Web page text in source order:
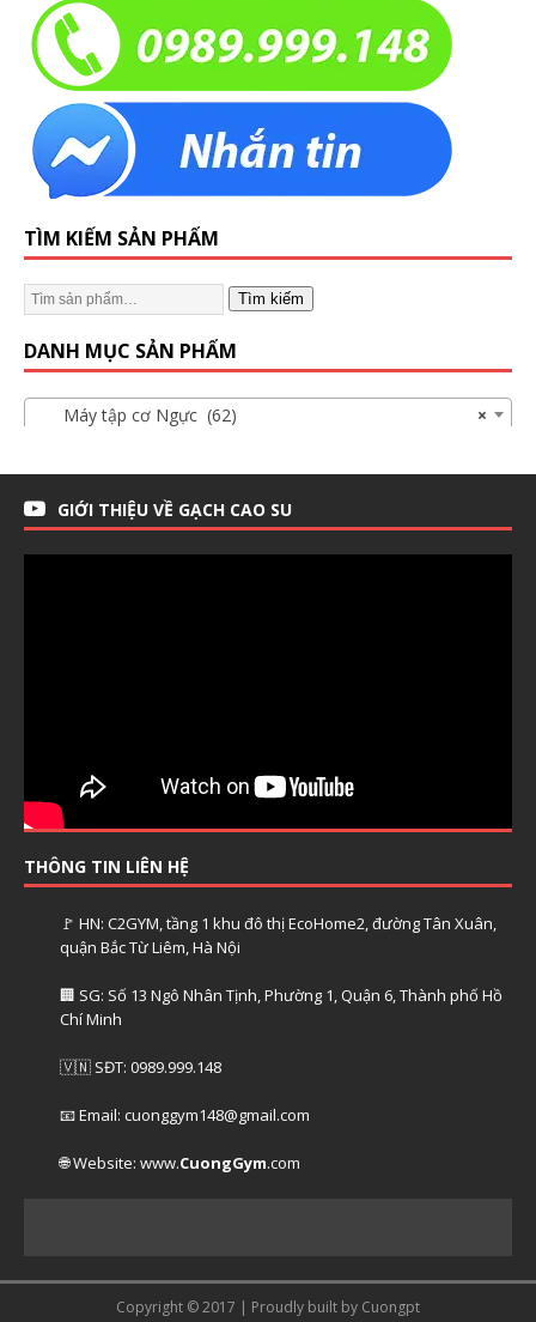
TÌM KIẾM SẢN PHẨM
Tìm kiếm
DANH MỤC SẢN PHẨM
×
Máy tập cơ Ngực (62)
GIỚI THIỆU VỀ GẠCH CAO SU
THÔNG TIN LIÊN HỆ
🚩 HN: C2GYM, tầng 1 khu đô thị EcoHome2, đường Tân Xuân,
quận Bắc Từ Liêm, Hà Nội
🏢 SG: Số 13 Ngô Nhân Tịnh, Phường 1, Quận 6, Thành phố Hồ
Chí Minh
🇻🇳 SĐT: 0989.999.148
📧 Email: cuonggym148@gmail.com
🌐 Website: www.CuongGym.com
Copyright © 2017 | Proudly built by Cuongpt